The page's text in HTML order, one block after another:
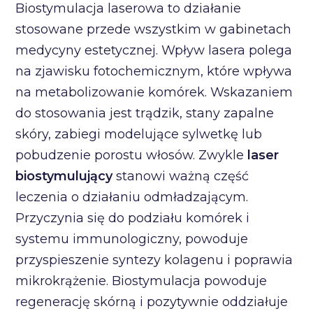
Biostymulacja laserowa to działanie
stosowane przede wszystkim w gabinetach
medycyny estetycznej. Wpływ lasera polega
na zjawisku fotochemicznym, które wpływa
na metabolizowanie komórek. Wskazaniem
do stosowania jest trądzik, stany zapalne
skóry, zabiegi modelujące sylwetkę lub
pobudzenie porostu włosów. Zwykle laser
biostymulującystanowi ważną część
leczenia o działaniu odmładzającym.
Przyczynia się do podziału komórek i
systemu immunologiczny, powoduje
przyspieszenie syntezy kolagenu i poprawia
mikrokrążenie. Biostymulacja powoduje
regenerację skórną i pozytywnie oddziałuje